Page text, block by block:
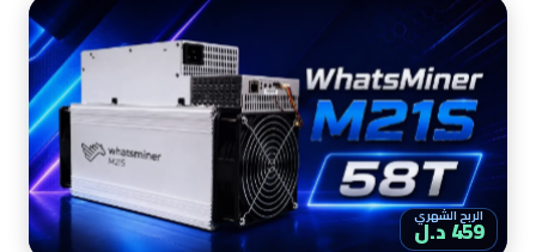
الربح الشهري
459 د.ل